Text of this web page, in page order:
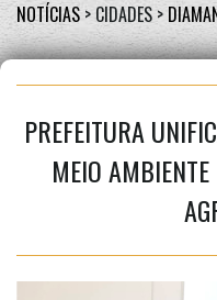
NOTÍCIAS > CIDADES >
PREFEITURA
MEIO